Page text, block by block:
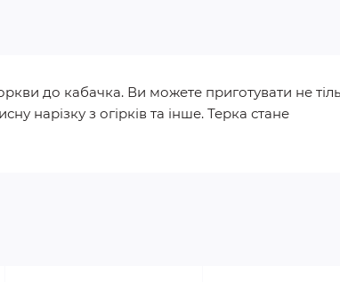
до кабачка. Ви можете приготувати не
нарізку з огірків та інше. Терка стане